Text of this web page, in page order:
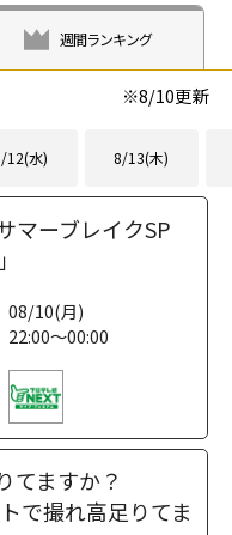
週間ランキング
※8/10更新
12(水) 8/13(木)
マーブレイクSP
08/10(月)
22:00～00:00
てますか？
で撮れ高足りてま